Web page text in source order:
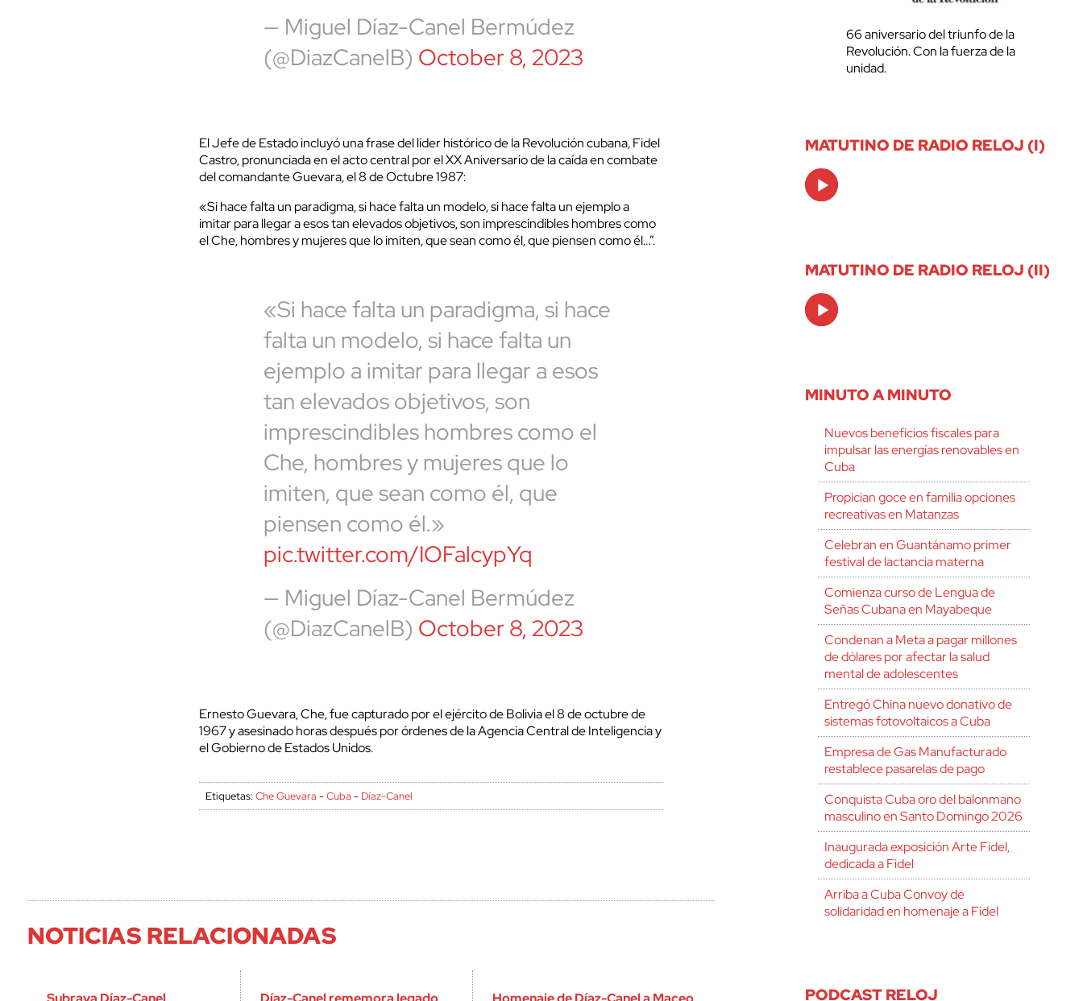
— Miguel Díaz-Canel Bermúdez
(@DiazCanelB) October 8, 2023
El Jefe de Estado incluyó una frase del líder histórico de la Revolución cubana, Fidel
Castro, pronunciada en el acto central por el XX Aniversario de la caída en combate
del comandante Guevara, el 8 de Octubre 1987:
«Si hace falta un paradigma, si hace falta un modelo, si hace falta un ejemplo a
imitar para llegar a esos tan elevados objetivos, son imprescindibles hombres como
el Che, hombres y mujeres que lo imiten, que sean como él, que piensen como él…”.
«Si hace falta un paradigma, si hace
falta un modelo, si hace falta un
ejemplo a imitar para llegar a esos
tan elevados objetivos, son
imprescindibles hombres como el
Che, hombres y mujeres que lo
imiten, que sean como él, que
piensen como él.»
pic.twitter.com/IOFalcypYq
— Miguel Díaz-Canel Bermúdez
(@DiazCanelB) October 8, 2023
Ernesto Guevara, Che, fue capturado por el ejército de Bolivia el 8 de octubre de
1967 y asesinado horas después por órdenes de la Agencia Central de Inteligencia y
el Gobierno de Estados Unidos.
Etiquetas:Che Guevara -Cuba - Díaz-Canel
NOTICIAS RELACIONADAS
66 aniversario del triunfo de la
Revolución. Con la fuerza de la
unidad.
MATUTINO DE RADIO RELOJ (I)
Audio
Player
MATUTINO DE RADIO RELOJ (II)
Audio
Player
MINUTO A MINUTO
Nuevos beneficios fiscales para
impulsar las energías renovables en
Cuba
Propician goce en familia opciones
recreativas en Matanzas
Celebran en Guantánamo primer
festival de lactancia materna
Comienza curso de Lengua de
Señas Cubana en Mayabeque
Condenan a Meta a pagar millones
de dólares por afectar la salud
mental de adolescentes
Entregó China nuevo donativo de
sistemas fotovoltaicos a Cuba
Empresa de Gas Manufacturado
restablece pasarelas de pago
Conquista Cuba oro del balonmano
masculino en Santo Domingo 2026
Inaugurada exposición Arte Fidel,
dedicada a Fidel
Arriba a Cuba Convoy de
solidaridad en homenaje a Fidel
PODCAST RELOJ